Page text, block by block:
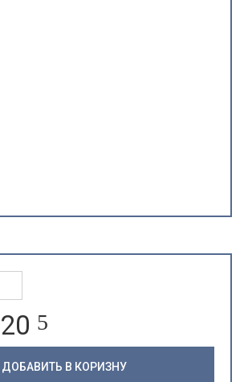
5
ДОБАВИТЬ В КОРИЗНУ